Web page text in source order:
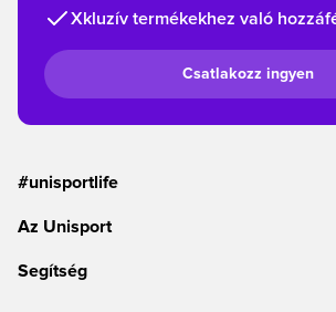
Xkluzív termékekhez való
Csatlakozz ingyen
#unisportlife
Az Unisport
Segítség